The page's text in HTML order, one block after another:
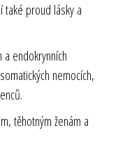
také proud lásky a
a endokrynních
nemocích,
těhotným ženám a